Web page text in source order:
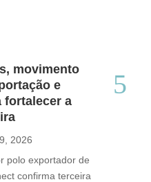
movimento
e
fortalecer a
2026
polo exportador de
confirma terceira